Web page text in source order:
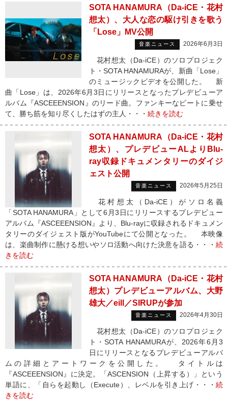
SOTA HANAMURA（Da-iCE・花村
想太）、大人な恋の駆け引きを歌う
「Lose」MV公開
音楽ニュース 2026年6月3日
花村想太（Da-iCE）のソロプロジェク
ト・SOTA HANAMURAが、新曲「Lose」
のミュージックビデオを公開した。 新
曲「Lose」は、2026年6月3日にリリースとなったプレデビューア
ルバム『ASCEEENSION』のリード曲。ファンキーなビートに乗せ
て、勝ち筋を知り尽くしたはずの主人・・・ 続きを読む
SOTA HANAMURA（Da-iCE・花村
想太）、プレデビューALよりBlu-
ray収録ドキュメンタリーのダイジ
ェスト公開
音楽ニュース 2026年5月25日
花村想太（Da-iCE）がソロ名義
「SOTA HANAMURA」として6月3日にリリースするプレデビュー
アルバム『ASCEEENSION』より、Blu-rayに収録されるドキュメン
タリーのダイジェスト版がYouTubeにて公開となった。 本映像
は、楽曲制作に懸ける想いやソロ活動へ向けた決意を語る・・・ 続
きを読む
SOTA HANAMURA（Da-iCE・花村
想太）プレデビューアルバム、大野
雄大／eill／SIRUPが参加
音楽ニュース 2026年4月30日
花村想太（Da-iCE）のソロプロジェク
ト・SOTA HANAMURAが、2026年6月3
日にリリースとなるプレデビューアルバ
ムの詳細とアートワークを公開した。 タイトルは
『ASCEEENSION』に決定。「ASCENSION（上昇する）」という
単語に、「自らを起動し（Execute）、レベルを引き上げ・・・ 続
きを読む